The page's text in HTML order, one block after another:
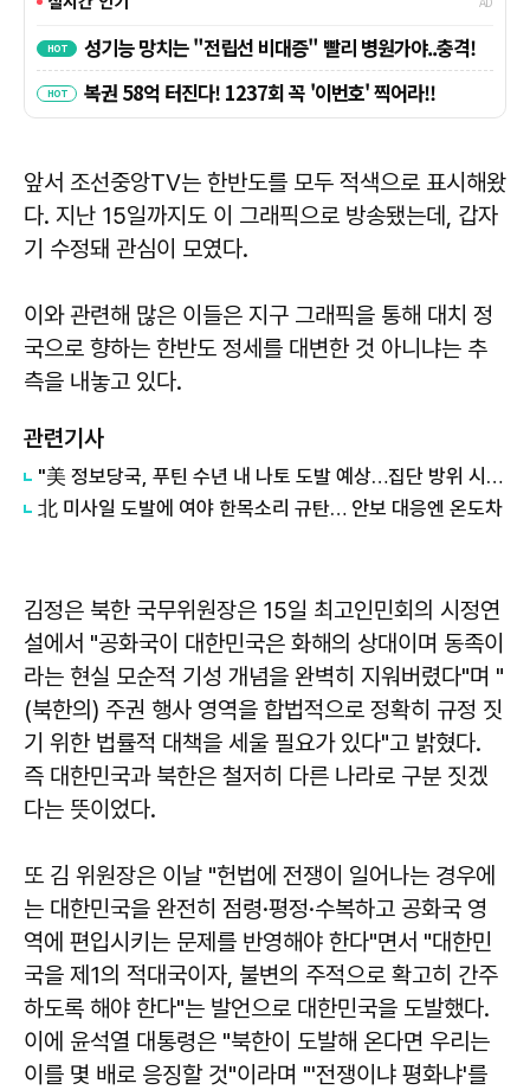
앞서 조선중앙TV는 한반도를 모두 적색으로 표시해왔
다. 지난 15일까지도 이 그래픽으로 방송됐는데, 갑자
기 수정돼 관심이 모였다.
이와 관련해 많은 이들은 지구 그래픽을 통해 대치 정
국으로 향하는 한반도 정세를 대변한 것 아니냐는 추
측을 내놓고 있다.
관련기사
"美 정보당국, 푸틴 수년 내 나토 도발 예상…집단 방위 시험 목적"
北 미사일 도발에 여야 한목소리 규탄… 안보 대응엔 온도차
김정은 북한 국무위원장은 15일 최고인민회의 시정연
설에서 "공화국이 대한민국은 화해의 상대이며 동족이
라는 현실 모순적 기성 개념을 완벽히 지워버렸다"며 "
(북한의) 주권 행사 영역을 합법적으로 정확히 규정 짓
기 위한 법률적 대책을 세울 필요가 있다"고 밝혔다.
즉 대한민국과 북한은 철저히 다른 나라로 구분 짓겠
다는 뜻이었다.
또 김 위원장은 이날 "헌법에 전쟁이 일어나는 경우에
는 대한민국을 완전히 점령·평정·수복하고 공화국 영
역에 편입시키는 문제를 반영해야 한다"면서 "대한민
국을 제1의 적대국이자, 불변의 주적으로 확고히 간주
하도록 해야 한다"는 발언으로 대한민국을 도발했다.
이에 윤석열 대통령은 "북한이 도발해 온다면 우리는
이를 몇 배로 응징할 것"이라며 "'전쟁이냐 평화냐'를